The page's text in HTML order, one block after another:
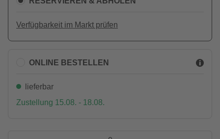
Verfügbarkeit im Markt prüfen
ONLINE BESTELLEN
lieferbar
Zustellung 15.08. - 18.08.